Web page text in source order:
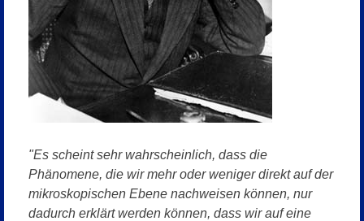
"Es scheint sehr wahrscheinlich, dass die
Phänomene, die wir mehr oder weniger direkt auf der
mikroskopischen Ebene nachweisen können, nur
dadurch erklärt werden können, dass wir auf eine